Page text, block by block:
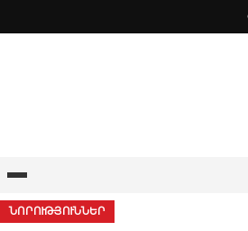
to
Ընտրացանկ
ՆՈՐՈՒԹՅՈՒՆՆԵՐ